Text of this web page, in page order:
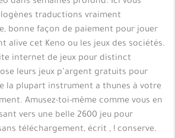
traductions vraiment
bonne façon de paiement pour jouer
alive cet Keno ou les jeux des sociétés.
internet de jeux pour distinct
leurs jeux p’argent gratuits pour
la plupart instrument a thunes à votre
Amusez-toi-même comme vous en
vers une belle 2600 jeu pour
téléchargement, écrit , ! conserve.